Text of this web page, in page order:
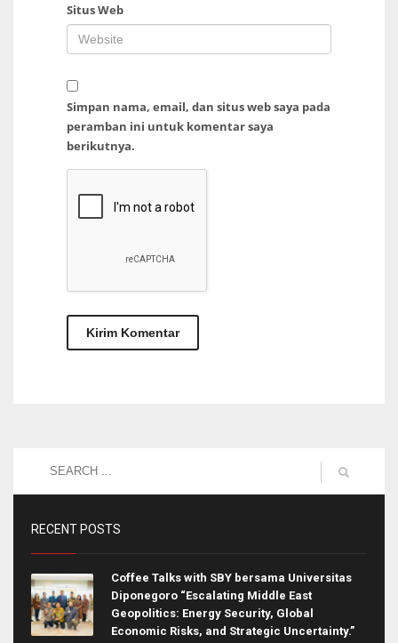
Situs Web
Simpan nama, email, dan situs web saya pada
peramban ini untuk komentar saya
berikutnya.
RECENT POSTS
Coffee Talks with SBY bersama Universitas
Diponegoro “Escalating Middle East
Geopolitics: Energy Security, Global
Economic Risks, and Strategic Uncertainty.”